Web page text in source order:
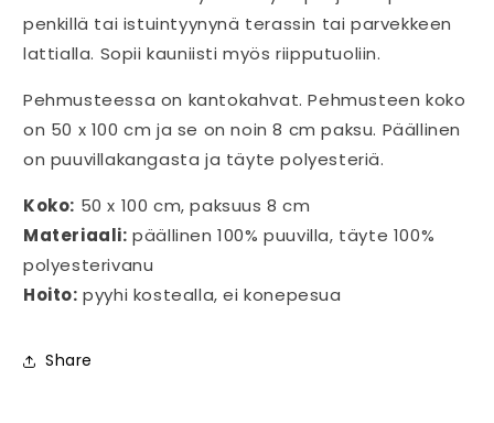
penkillä tai istuintyynynä terassin tai parvekkeen
lattialla. Sopii kauniisti myös riipputuoliin.
Pehmusteessa on kantokahvat. Pehmusteen koko
on 50 x 100 cm ja se on noin 8 cm paksu. Päällinen
on puuvillakangasta ja täyte polyesteriä.
Koko: 50 x 100 cm, paksuus 8 cm
Materiaali: päällinen 100% puuvilla, täyte 100%
polyesterivanu
Hoito: pyyhi kostealla, ei konepesua
Share